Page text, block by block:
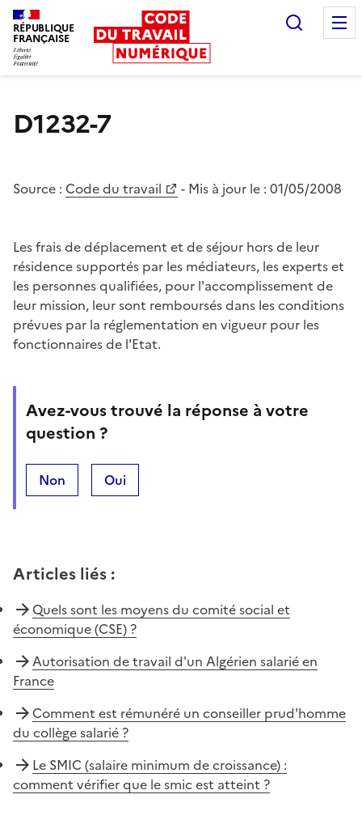
RÉPUBLIQUE
FRANÇAISE
D1232-7
Source : Code du travail - Mis à jour le : 01/05/2008
Les frais de déplacement et de séjour hors de leur
résidence supportés par les médiateurs, les experts et
les personnes qualifiées, pour l'accomplissement de
leur mission, leur sont remboursés dans les conditions
prévues par la réglementation en vigueur pour les
fonctionnaires de l'Etat.
Avez-vous trouvé la réponse à votre
question ?
Non Oui
Articles liés :
Quels sont les moyens du comité social et
économique (CSE) ?
Autorisation de travail d'un Algérien salarié en
France
Comment est rémunéré un conseiller prud'homme
du collège salarié ?
Le SMIC (salaire minimum de croissance) :
comment vérifier que le smic est atteint ?